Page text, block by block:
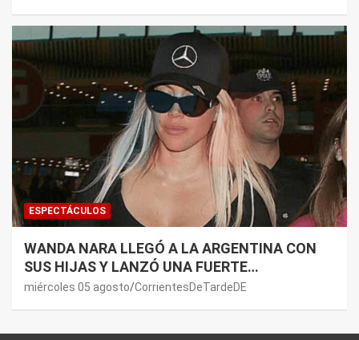
ESPECTÁCULOS
WANDA NARA LLEGÓ A LA ARGENTINA CON
SUS HIJAS Y LANZÓ UNA FUERTE
PREMONICIÓN SOBRE MAURO ICARDI
miércoles 05 agosto CorrientesDeTardeDE